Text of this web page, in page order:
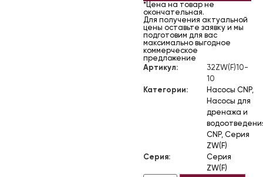
*Цена на товар не
окончательная.
Для получения актуальной
цены оставьте заявку и мы
подготовим для вас
максимально выгодное
коммерческое
предложение
Артикул:
32ZW(F)10-
10
Категории:
Насосы CNP,
Насосы для
дренажа и
CNP, Серия
ZW(F)
Серия:
Серия
ZW(F)